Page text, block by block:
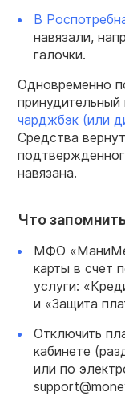
В
навязали,
галочки.
Одновременно
чарджбэк (или
Средства
навязана.
Что
МФО
карты в счет
услуги:
и «Защита
Отключить
кабинете
или по